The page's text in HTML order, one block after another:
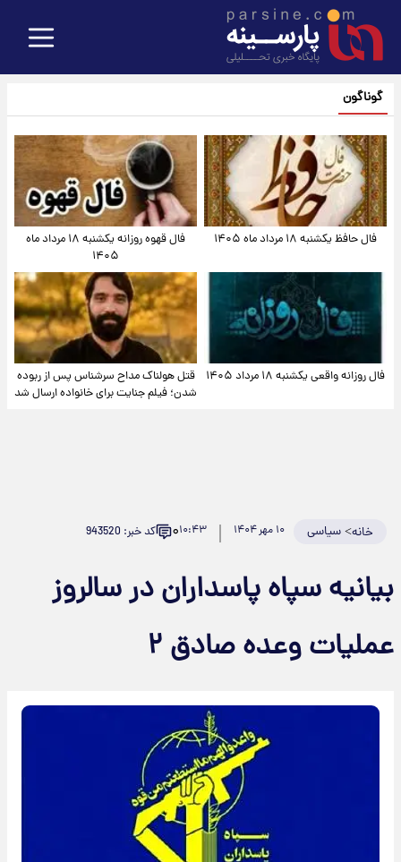
گوناگون
فال حافظ یکشنبه ۱۸ مرداد ماه ۱۴۰۵
فال قهوه روزانه یکشنبه ۱۸ مرداد ماه
۱۴۰۵
فال روزانه واقعی یکشنبه ۱۸ مرداد ۱۴۰۵
قتل هولناک مداح سرشناس پس از ربوده
شدن؛ فیلم جنایت برای خانواده ارسال شد
خانه>سیاسی ۱۰ مهر ۱۴۰۴ ۱۰:۴۳۰ کد خبر: 943520
بیانیه‌ سپاه پاسداران در سالروز
عملیات وعده صادق ۲